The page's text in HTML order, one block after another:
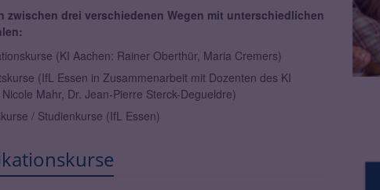
zwischen drei verschiedenen Wegen mit unterschiedlichen
(KI Aachen: Rainer Oberthür, Maria Cremers)
(IfL Essen in Zusammenarbeit mit Dozenten des KI
Mahr, Dr. Jean-Pierre Sterck-Degueldre)
/ Studienkurse (IfL Essen)